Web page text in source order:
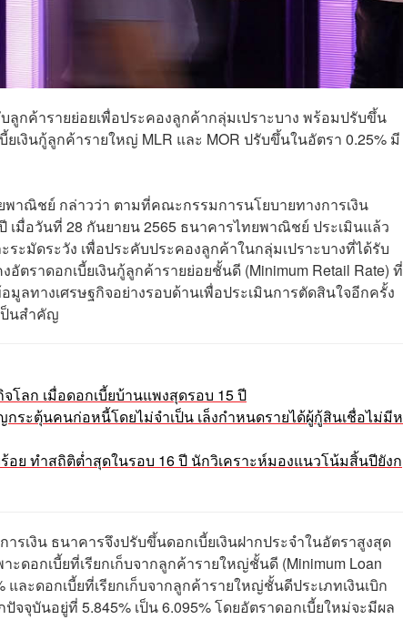
กค้ารายย่อยเพื่อประคองลูกค้ากลุ่มเปราะบาง พร้อมปรับขึ้น
เงินกู้ลูกค้ารายใหญ่ MLR และ MOR ปรับขึ้นในอัตรา 0.25% มี
พาณิชย์ กล่าวว่า ตามที่คณะกรรมการนโยบายทางการเงิน
เมื่อวันที่ 28 กันยายน 2565 ธนาคารไทยพาณิชย์ ประเมินแล้ว
ะมัดระวัง เพื่อประคับประคองลูกค้าในกลุ่มเปราะบางที่ได้รับ
ราดอกเบี้ยเงินกู้ลูกค้ารายย่อยชั้นดี (Minimum Retail Rate) ที่
ลทางเศรษฐกิจอย่างรอบด้านเพื่อประเมินการตัดสินใจอีกครั้ง
ป็นสำคัญ
โลก เมื่อดอกเบี้ยบ้านแพงสุดรอบ 15 ปี
ระตุ้นคนก่อหนี้โดยไม่จำเป็น เล็งกำหนดรายได้ผู้กู้สินเชื่อไม่มีห
อย ทำสถิติต่ำสุดในรอบ 16 ปี นักวิเคราะห์มองแนวโน้มสิ้นปียังก
รเงิน ธนาคารจึงปรับขึ้นดอกเบี้ยเงินฝากประจำในอัตราสูงสุด
ดอกเบี้ยที่เรียกเก็บจากลูกค้ารายใหญ่ชั้นดี (Minimum Loan
และดอกเบี้ยที่เรียกเก็บจากลูกค้ารายใหญ่ชั้นดีประเภทเงินเบิก
จจุบันอยู่ที่ 5.845% เป็น 6.095% โดยอัตราดอกเบี้ยใหม่จะมีผล